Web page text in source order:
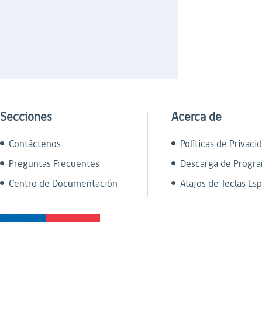
Secciones
Contáctenos
Preguntas Frecuentes
Centro de Documentación
Acerca de
Políticas de
Descarga de
Atajos de Teclas